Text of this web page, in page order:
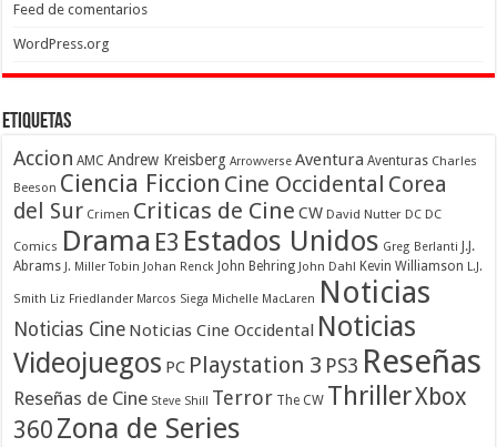
Feed de comentarios
WordPress.org
Etiquetas
Accion AMC Andrew Kreisberg Arrowverse Aventura Aventuras Charles
Beeson Ciencia Ficcion Cine Occidental Corea
del Sur Crimen Criticas de Cine CW David Nutter DC DC
Comics Drama E3 Estados Unidos Greg Berlanti
J.J.
Abrams J. Miller Tobin Johan Renck John Behring John Dahl Kevin Williamson L.J.
Smith Liz Friedlander Marcos Siega Michelle MacLaren Noticias
Noticias Cine Noticias Cine Occidental Noticias
Videojuegos PC Playstation 3 PS3 Reseñas
Reseñas de Cine Steve Shill Terror The CW ThrillerXbox
360 Zona de Series